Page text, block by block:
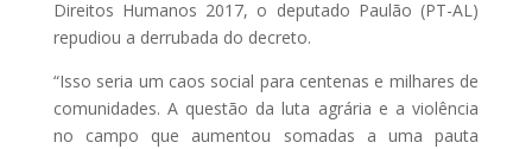
Direitos Humanos 2017, o deputado Paulão (PT-AL)
repudiou a derrubada do decreto.
“Isso seria um caos social para centenas e milhares de
comunidades. A questão da luta agrária e a violência
no campo que aumentou somadas a uma pauta